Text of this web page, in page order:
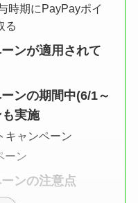
時期にPayPayポイ
る
ンが適用されて
ンの期間中(6/1～
実施
キャンペーン
ーン
ンの注意点